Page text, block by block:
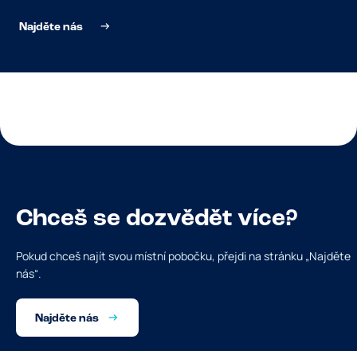
Najděte nás
Chceš se dozvědět více?
Pokud chceš najít svou místní pobočku, přejdi na stránku „Najděte
nás“.
Najděte nás